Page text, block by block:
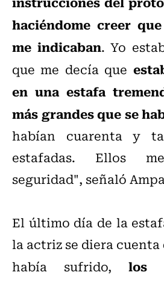
haciéndome creer
me indicaban. Yo
que me decía que
en una estafa
más grandes que se
habían cuarenta y
estafadas. Ellos
seguridad", señaló
El último día de la
la actriz se diera cuenta
había sufrido, los